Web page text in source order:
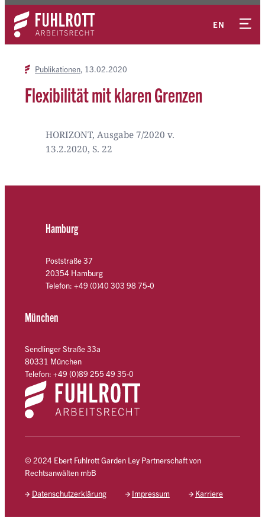
Zum
Inhalt
springen
EN
Kontakt
Publikationen 13.02.2020
Flexibilität mit klaren Grenzen
HORIZONT, Ausgabe 7/2020 v.
13.2.2020, S. 22
Hamburg
Poststraße 37
20354 Hamburg
Telefon: +49 (0)40 303 98 75-0
München
Sendlinger Straße 33a
80331 München
Telefon: +49 (0)89 255 49 35-0
© 2024 Ebert Fuhlrott Garden Ley Partnerschaft von
Rechtsanwälten mbB
Datenschutzerklärung Impressum Karriere